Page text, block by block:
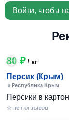
Войти, чтобы
80 ₽ / кг
Персик (Крым)
Республика Крым
Персики в
☆ нет отзывов